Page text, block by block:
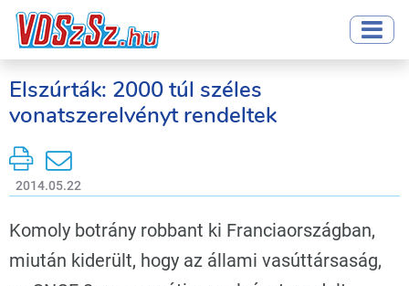
Elszúrták: 2000 túl széles
vonatszerelvényt rendeltek
2014.05.22
Komoly botrány robbant ki Franciaországban,
miután kiderült, hogy az állami vasúttársaság,